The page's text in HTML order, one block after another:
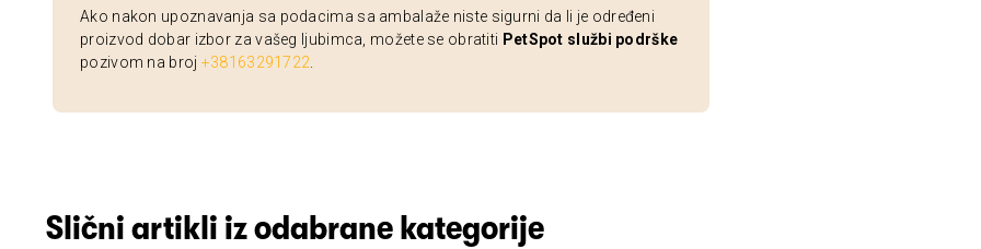
Ako nakon upoznavanja sa podacima sa ambalaže niste sigurni da li je određeni
proizvod dobar izbor za vašeg ljubimca, možete se obratiti PetSpot službi podrške
pozivom na broj +38163291722
Slični artikli iz odabrane kategorije